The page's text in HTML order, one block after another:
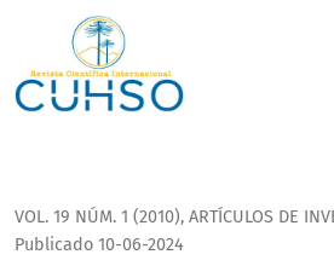
Representaciones, modelos de
VOL. 19 NÚM. 1 (2010), ARTÍCULOS DE
Publicado 10-06-2024